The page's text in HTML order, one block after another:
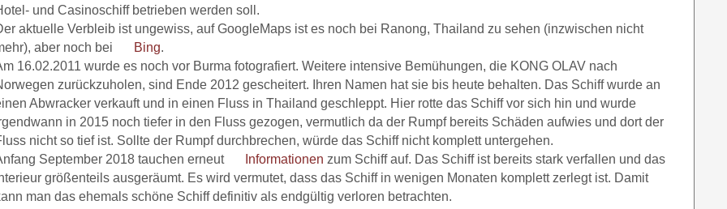
und Casinoschiff betrieben werden soll.
aktuelle Verbleib ist ungewiss, auf GoogleMaps ist es noch bei Ranong, Thailand zu sehen (inzwischen nicht
aber noch bei
Bing.
16.02.2011 wurde es noch vor Burma fotografiert. Weitere intensive Bemühungen, die KONG OLAV nach
zurückzuholen, sind Ende 2012 gescheitert. Ihren Namen hat sie bis heute behalten. Das Schiff wurde an
Abwracker verkauft und in einen Fluss in Thailand geschleppt. Hier rotte das Schiff vor sich hin und wurde
in 2015 noch tiefer in den Fluss gezogen, vermutlich da der Rumpf bereits Schäden aufwies und dort der
nicht so tief ist. Sollte der Rumpf durchbrechen, würde das Schiff nicht komplett untergehen.
September 2018 tauchen erneut
Informationen zum Schiff auf. Das Schiff ist bereits stark verfallen und das
größenteils ausgeräumt. Es wird vermutet, dass das Schiff in wenigen Monaten komplett zerlegt ist. Damit
man das ehemals schöne Schiff definitiv als endgültig verloren betrachten.